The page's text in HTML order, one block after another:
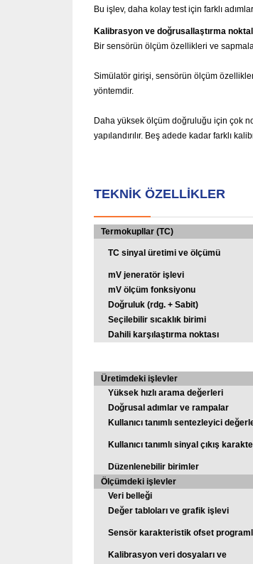
Bu işlev, daha kolay test için farklı
Kalibrasyon ve doğrusallaştırma
Bir sensörün ölçüm özellikleri ve
Simülatör girişi, sensörün ölçüm
yöntemdir.
Daha yüksek ölçüm doğruluğu için çok
yapılandırılır. Beş adede kadar farklı
TEKNIK ÖZELLIKLER
Termokupllar (TC)
TC sinyal üretimi ve ölçümü
mV jeneratör işlevi
mV ölçüm fonksiyonu
Doğruluk (rdg. + Sabit)
Seçilebilir sıcaklık birimi
Dahili karşılaştırma noktası
Üretimdeki işlevler
Yüksek hızlı arama değerleri
Doğrusal adımlar ve rampalar
Kullanıcı tanımlı sentezleyici
Kullanıcı tanımlı sinyal çıkış
Düzenlenebilir birimler
Ölçümdeki işlevler
Veri belleği
Değer tabloları ve grafik işlevi
Sensör karakteristik ofset
Kalibrasyon veri dosyaları ve